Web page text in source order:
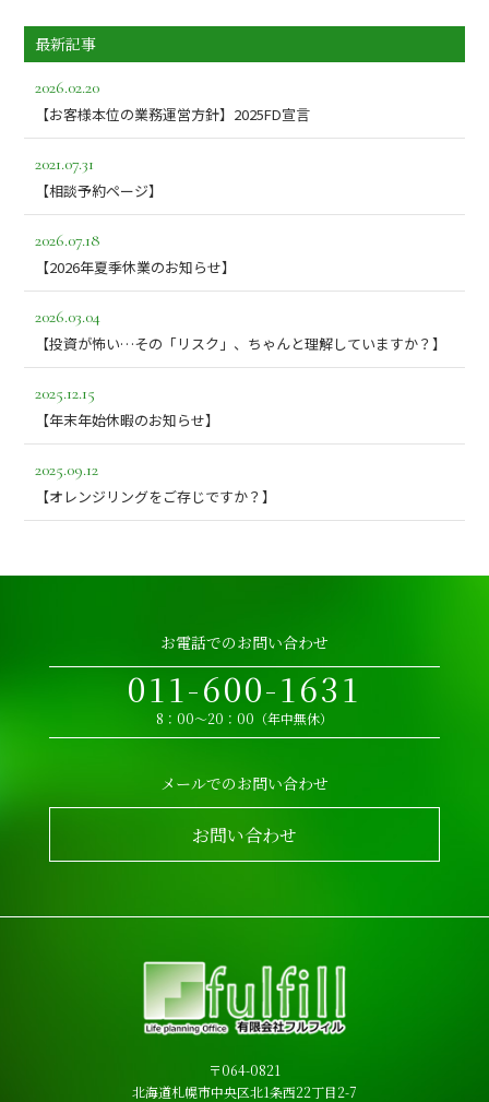
最新記事
2026.02.20
【お客様本位の業務運営方針】2025FD宣言
2021.07.31
【相談予約ページ】
2026.07.18
【2026年夏季休業のお知らせ】
2026.03.04
【投資が怖い…その「リスク」、ちゃんと理解していますか？】
2025.12.15
【年末年始休暇のお知らせ】
2025.09.12
【オレンジリングをご存じですか？】
お電話でのお問い合わせ
011-600-1631
8：00～20：00（年中無休）
メールでのお問い合わせ
お問い合わせ
〒064-0821
北海道札幌市中央区北1条西22丁目2-7